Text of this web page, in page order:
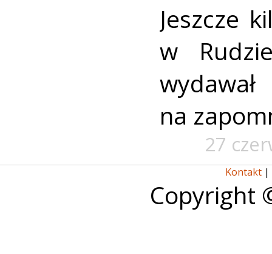
Jeszcze
w
na
27
Kontakt |
Copyright